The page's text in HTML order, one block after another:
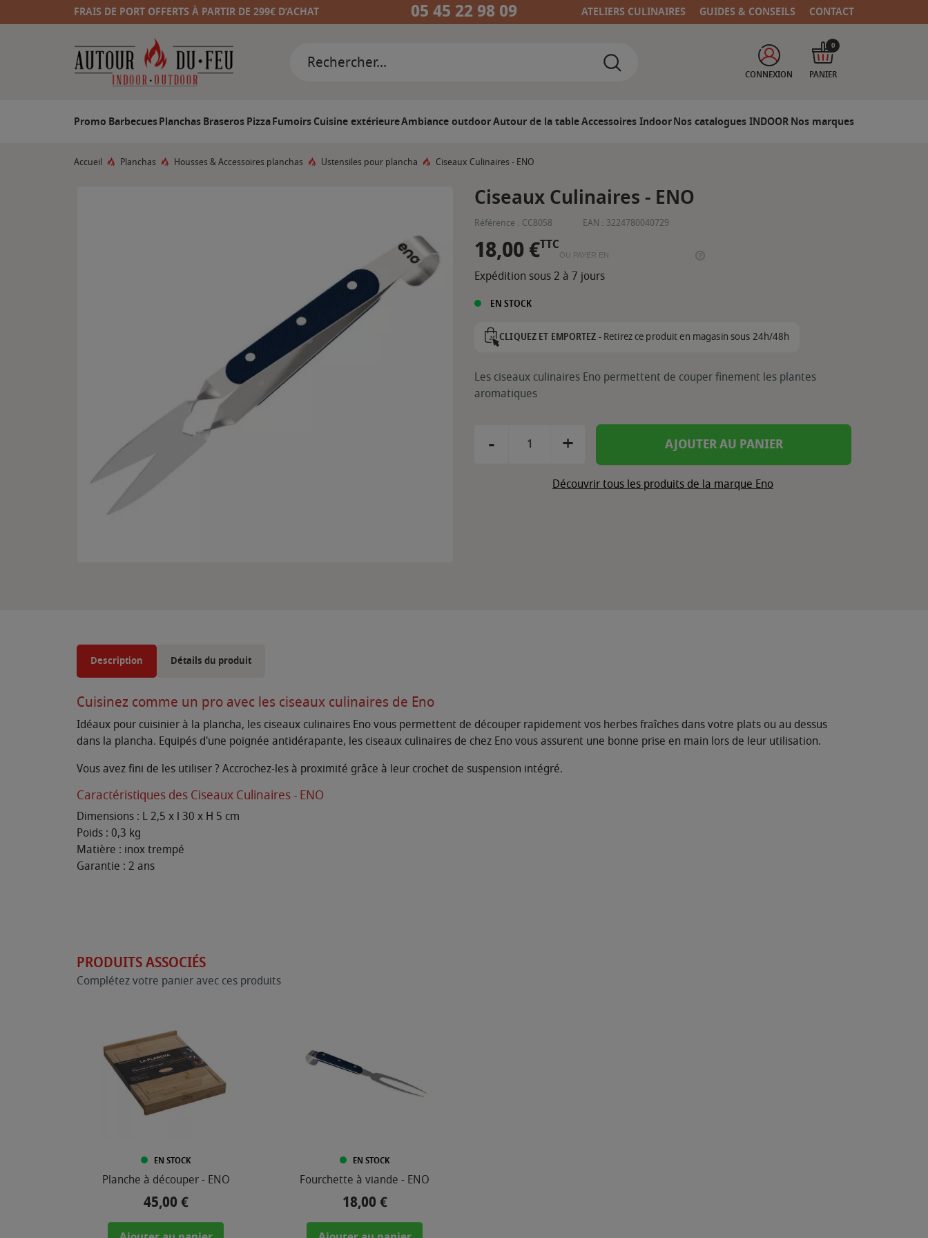
FRAIS DE PORT OFFERTS À PARTIR DE 299€ D’ACHAT 05 45 22 98 09 ATELIERS CULINAIRES GUIDES & CONSEILS CONTACT
CONNEXION PANIER
0
Promo BarbecuesPlanchasBraserosPizzaFumoirsCuisine extérieureAmbiance outdoorAutour de la tableAccessoires IndoorNos catalogues INDOORNos marques
Accueil Planchas Housses & Accessoires planchas Ustensiles pour plancha Ciseaux Culinaires - ENO
Ciseaux Culinaires - ENO
Référence : CC8058 EAN : 3224780040729
18,00 €TTC
OU PAYER EN
Expédition sous 2 à 7 jours
EN STOCK
CLIQUEZ ET EMPORTEZ -Retirez ce produit en magasin sous 24h/48h
Les ciseaux culinaires Eno permettent de couper finement les plantes
aromatiques
- + AJOUTER AU PANIER
Découvrir tous les produits de la marque Eno
Description Détails du produit
Cuisinez comme un pro avec les ciseaux culinaires de Eno
Idéaux pour cuisinier à la plancha, les ciseaux culinaires Eno vous permettent de découper rapidement vos herbes fraîches dans votre plats ou au dessus
dans la plancha. Equipés d'une poignée antidérapante, les ciseaux culinaires de chez Eno vous assurent une bonne prise en main lors de leur utilisation.
Vous avez fini de les utiliser ? Accrochez-les à proximité grâce à leur crochet de suspension intégré.
Caractéristiques des Ciseaux Culinaires - ENO
Dimensions : L 2,5 x l 30 x H 5 cm
Poids : 0,3 kg
Matière : inox trempé
Garantie : 2 ans
PRODUITS ASSOCIÉS
Complétez votre panier avec ces produits
EN STOCK
Planche à découper - ENO
Prix
45,00 €
EN STOCK
Fourchette à viande - ENO
Prix
18,00 €